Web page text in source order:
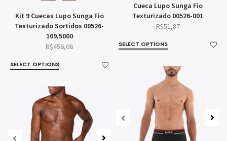
Cueca Lupo Sunga Fio
Texturizado 00526-001
R$51,87
SELECT OPTIONS
Kit 9 Cuecas Lupo Sunga Fio
Texturizado Sortidos 00526-
109.5000
R$456,06
SELECT OPTIONS